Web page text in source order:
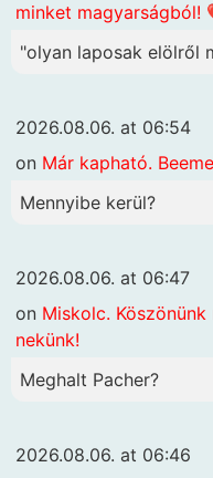
minket magyarságból!
"olyan laposak elölről
2026.08.06. at 06:54
on Már kapható.
Mennyibe kerül?
2026.08.06. at 06:47
on Miskolc.
nekünk!
Meghalt Pacher?
2026.08.06. at 06:46